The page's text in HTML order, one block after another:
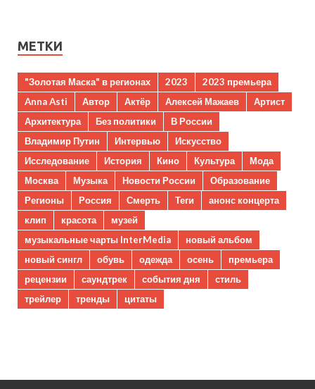
МЕТКИ
"Золотая Маска" в регионах 2023
2023 премьера
Anna Asti
Автор Актёр Алексей Мажаев
Артист
Архитектура
Без политики
В России
Владимир Путин
Интервью
Искусство
Исследование
История Кино Культура
Мода
Москва
Музыка Новости России
Образование
Регионы
Россия Смерть Теги
анонс концерта
клип
красота
музей
музыкальные чарты InterMedia
новый альбом
новый сингл
обувь одежда осень
премьера
рецензии
саундтрек события дня
стиль
трейлер
тренды цитаты